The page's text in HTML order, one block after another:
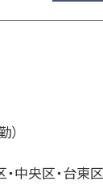
）
中央区・台東